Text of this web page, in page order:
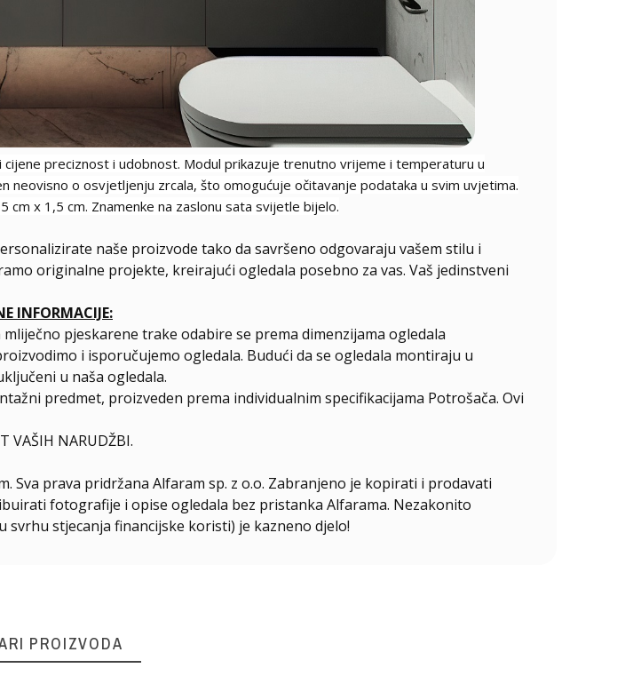
cijene preciznost i udobnost. Modul prikazuje trenutno vrijeme i temperaturu u
o osvjetljenju zrcala, što omogućuje očitavanje podataka u svim uvjetima.
cm x 1,5 cm. Znamenke na zaslonu sata svijetle bijelo.
naše proizvode tako da savršeno odgovaraju vašem stilu i
originalne projekte, kreirajući ogledala posebno za vas. Vaš jedinstveni
INFORMACIJE:
pjeskarene trake odabire se prema dimenzijama ogledala
i isporučujemo ogledala. Budući da se ogledala montiraju u
u naša ogledala.
predmet, proizveden prema individualnim specifikacijama Potrošača. Ovi
VAŠIH NARUDŽBI.
prava pridržana Alfaram sp. z o.o. Zabranjeno je kopirati i prodavati
fotografije i opise ogledala bez pristanka Alfarama. Nezakonito
stjecanja financijske koristi) je kazneno djelo!
PROIZVODA